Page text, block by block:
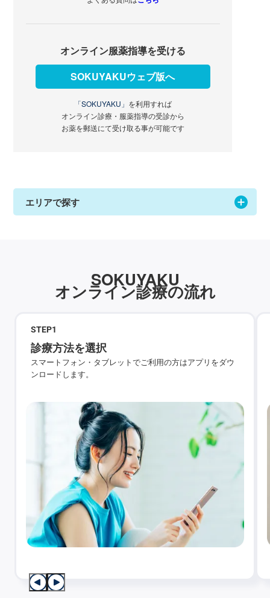
オンライン服薬指導を受ける
SOKUYAKUウェブ版へ
「SOKUYAKU」 を利用すれば
オンライン診療・服薬指導の受診から
お薬を郵送にて受け取る事が可能です
エリアで探す
SOKUYAKU
オンライン診療の流れ
STEP1
診療方法を選択
スマートフォン・タブレットでご利用の方はアプリをダウ
ンロードします。